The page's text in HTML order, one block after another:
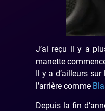
J’ai reçu il y a
manette
Il y a d’ailleurs
l’arrière comme
Depuis la fin